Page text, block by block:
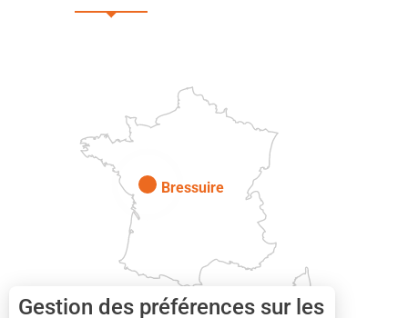
Bressuire
Gestion des préférences sur les